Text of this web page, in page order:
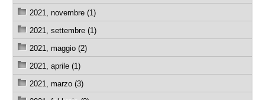
2021, novembre (1)
2021, settembre (1)
2021, maggio (2)
2021, aprile (1)
2021, marzo (3)